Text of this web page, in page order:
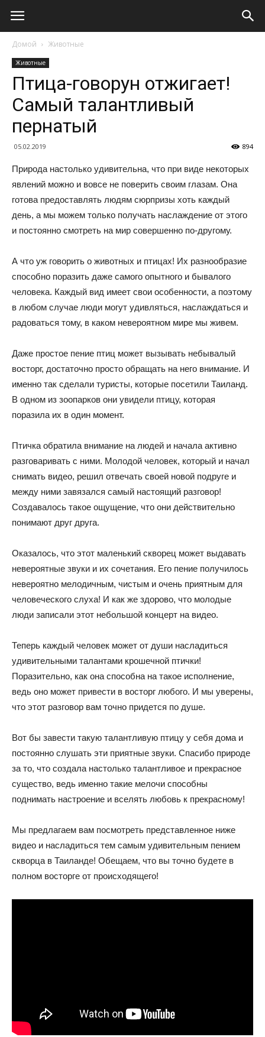
Домой Животные
Животные
Птица-говорун отжигает!
Самый талантливый
пернатый
05.02.2019 894
Природа настолько удивительна, что при виде некоторых
явлений можно и вовсе не поверить своим глазам. Она
готова предоставлять людям сюрпризы хоть каждый
день, а мы можем только получать наслаждение от этого
и постоянно смотреть на мир совершенно по-другому.
А что уж говорить о животных и птицах! Их разнообразие
способно поразить даже самого опытного и бывалого
человека. Каждый вид имеет свои особенности, а поэтому
в любом случае люди могут удивляться, наслаждаться и
радоваться тому, в каком невероятном мире мы живем.
Даже простое пение птиц может вызывать небывалый
восторг, достаточно просто обращать на него внимание. И
именно так сделали туристы, которые посетили Таиланд.
В одном из зоопарков они увидели птицу, которая
поразила их в один момент.
Птичка обратила внимание на людей и начала активно
разговаривать с ними. Молодой человек, который и начал
снимать видео, решил отвечать своей новой подруге и
между ними завязался самый настоящий разговор!
Создавалось такое ощущение, что они действительно
понимают друг друга.
Оказалось, что этот маленький скворец может выдавать
невероятные звуки и их сочетания. Его пение получилось
невероятно мелодичным, чистым и очень приятным для
человеческого слуха! И как же здорово, что молодые
люди записали этот небольшой концерт на видео.
Теперь каждый человек может от души насладиться
удивительными талантами крошечной птички!
Поразительно, как она способна на такое исполнение,
ведь оно может привести в восторг любого. И мы уверены,
что этот разговор вам точно придется по душе.
Вот бы завести такую талантливую птицу у себя дома и
постоянно слушать эти приятные звуки. Спасибо природе
за то, что создала настолько талантливое и прекрасное
существо, ведь именно такие мелочи способны
поднимать настроение и вселять любовь к прекрасному!
Мы предлагаем вам посмотреть представленное ниже
видео и насладиться тем самым удивительным пением
скворца в Таиланде! Обещаем, что вы точно будете в
полном восторге от происходящего!